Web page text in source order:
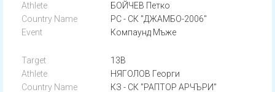
БОЙЧЕВ Петко
РС - СК "ДЖАМБО-2006"
Компаунд Мъже
13B
НЯГОЛОВ Георги
КЗ - СК "РАПТОР АРЧЪРИ"